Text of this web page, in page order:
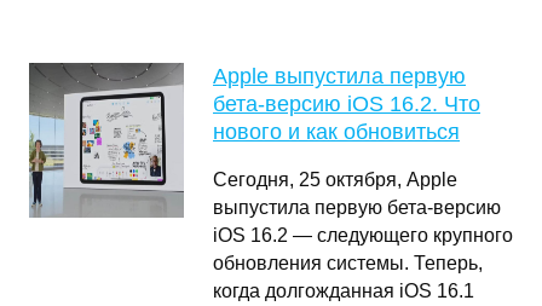
Apple выпустила первую
бета-версию iOS 16.2. Что
нового и как обновиться
Сегодня, 25 октября, Apple
выпустила первую бета-версию
iOS 16.2 — следующего крупного
обновления системы. Теперь,
когда долгожданная iOS 16.1